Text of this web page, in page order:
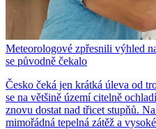
Meteorologové zpřesnili výhled
se původně čekalo
Česko čeká jen krátká úleva od
se na většině území citelně
znovu dostat nad třicet stupňů.
mimořádná tepelná zátěž a